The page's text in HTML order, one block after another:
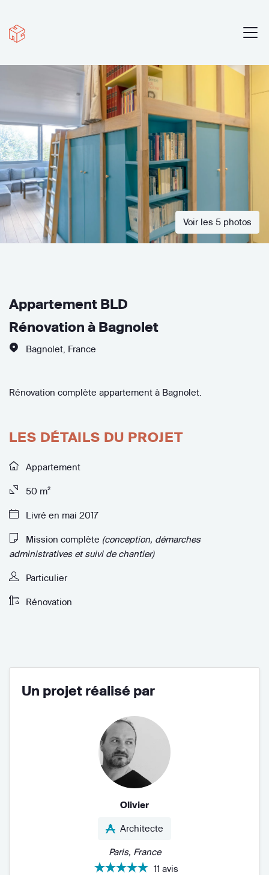
Voir les 5 photos
Appartement BLD
Rénovation à Bagnolet
Bagnolet France
Rénovation complète appartement à Bagnolet.
LES DÉTAILS DU PROJET
Appartement
50 m²
Livré en mai 2017
Mission complète (conception, démarches
administratives et suivi de chantier)
Particulier
Rénovation
Un projet réalisé par
Olivier
Architecte
Paris, France
11 avis